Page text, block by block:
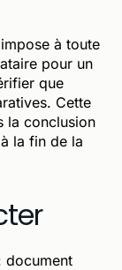
à toute
pour un
que
Cette
la conclusion
la fin de la
document